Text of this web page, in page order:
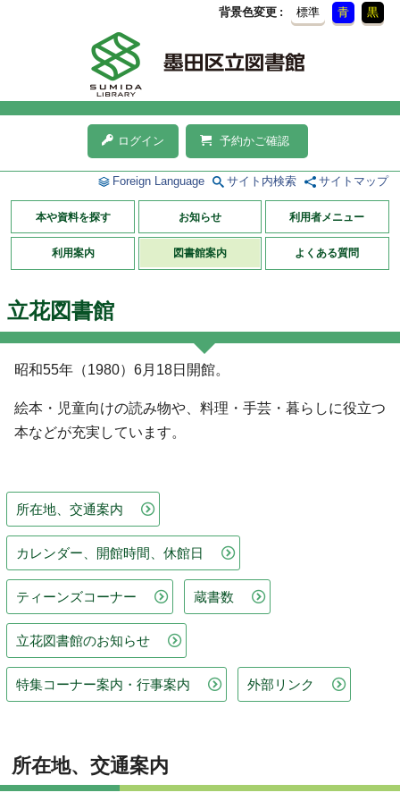
背景色変更 標準 青 黒
ログイン 予約かご確認
Foreign Language サイト内検索 サイトマップ
本や資料を探す お知らせ 利用者メニュー
利用案内 図書館案内 よくある質問
立花図書館
昭和55年（1980）6月18日開館。
絵本・児童向けの読み物や、料理・手芸・暮らしに役立つ
本などが充実しています。
所在地、交通案内
カレンダー、開館時間、休館日
ティーンズコーナー 蔵書数
立花図書館のお知らせ
特集コーナー案内・行事案内 外部リンク
所在地、交通案内